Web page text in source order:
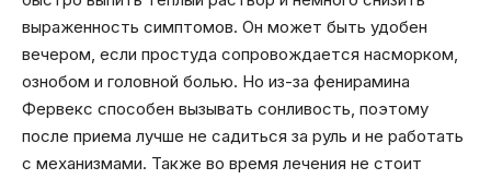
выраженность симптомов. Он может быть удобен
вечером, если простуда сопровождается насморком,
ознобом и головной болью. Но из-за фенирамина
Фервекс способен вызывать сонливость, поэтому
после приема лучше не садиться за руль и не работать
с механизмами. Также во время лечения не стоит